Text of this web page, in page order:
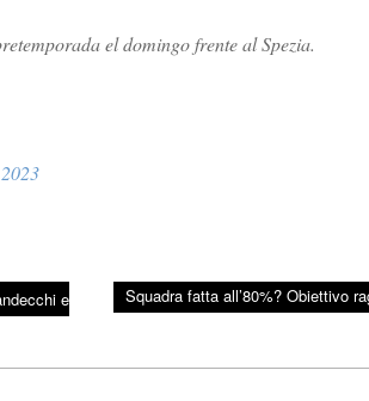
el domingo frente al Spezia.
e
Squadra fatta all’80%? Obiettivo